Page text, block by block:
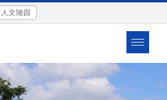
文陵园
Toggle